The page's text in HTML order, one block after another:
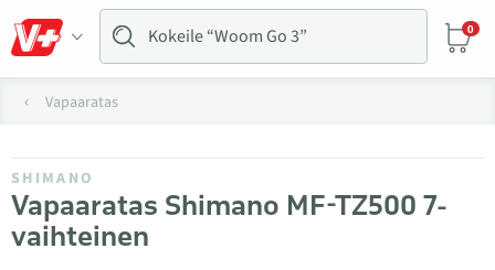
0
Vapaaratas
SHIMANO
Vapaaratas Shimano MF-TZ500 7-
vaihteinen